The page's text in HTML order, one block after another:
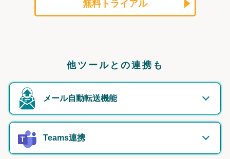
無料トライアル
他ツールとの連携も
メール自動転送機能
Teams連携